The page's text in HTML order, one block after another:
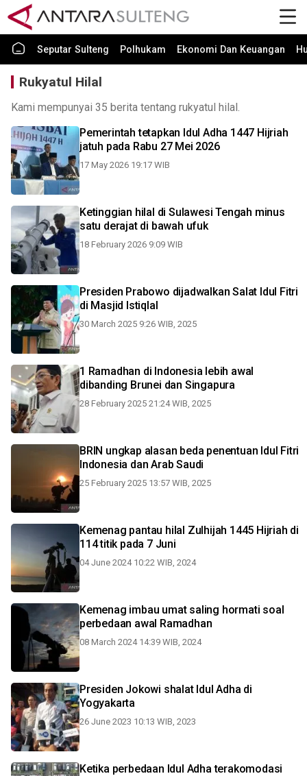
Seputar Sulteng Polhukam Ekonomi Dan Keuangan
Rukyatul Hilal
Kami mempunyai 35 berita tentang rukyatul hilal.
Pemerintah tetapkan Idul Adha 1447 Hijriah
jatuh pada Rabu 27 Mei 2026
17 May 2026 19:17 WIB
Ketinggian hilal di Sulawesi Tengah minus
satu derajat di bawah ufuk
18 February 2026 9:09 WIB
Presiden Prabowo dijadwalkan Salat Idul Fitri
di Masjid Istiqlal
30 March 2025 9:26 WIB, 2025
1 Ramadhan di Indonesia lebih awal
dibanding Brunei dan Singapura
28 February 2025 21:24 WIB, 2025
BRIN ungkap alasan beda penentuan Idul Fitri
Indonesia dan Arab Saudi
25 February 2025 13:57 WIB, 2025
Kemenag pantau hilal Zulhijah 1445 Hijriah di
114 titik pada 7 Juni
04 June 2024 10:22 WIB, 2024
Kemenag imbau umat saling hormati soal
perbedaan awal Ramadhan
08 March 2024 14:39 WIB, 2024
Presiden Jokowi shalat Idul Adha di
Yogyakarta
26 June 2023 10:13 WIB, 2023
Ketika perbedaan Idul Adha terakomodasi